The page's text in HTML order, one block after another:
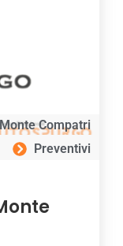
Monte Compatri
Preventivi